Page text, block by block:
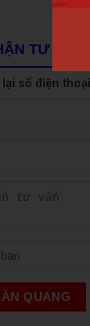
TƯ VẤN
số điện
QUANG